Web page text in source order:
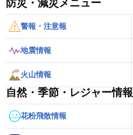
防災・減災メニュー
警報・注意報
地震情報
火山情報
自然・季節・レジャー情報
花粉飛散情報